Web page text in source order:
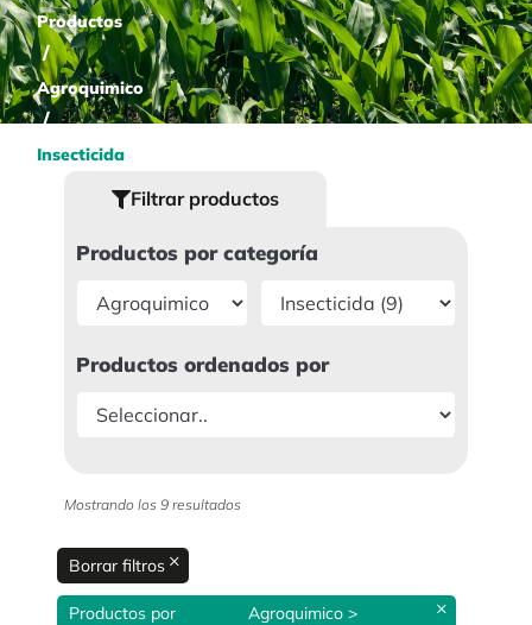
Productos
/
Agroquimico
/
Insecticida
Filtrar productos
Productos por categoría
Productos ordenados por
Mostrando los 9 resultados
Borrar filtros ×
Productos por
Agroquimico >
×